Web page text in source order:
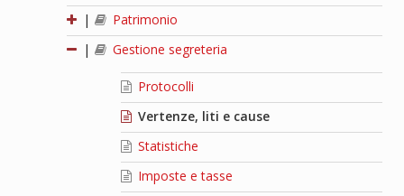
|
Patrimonio
|
Gestione segreteria
Protocolli
Vertenze, liti e cause
Statistiche
Imposte e tasse